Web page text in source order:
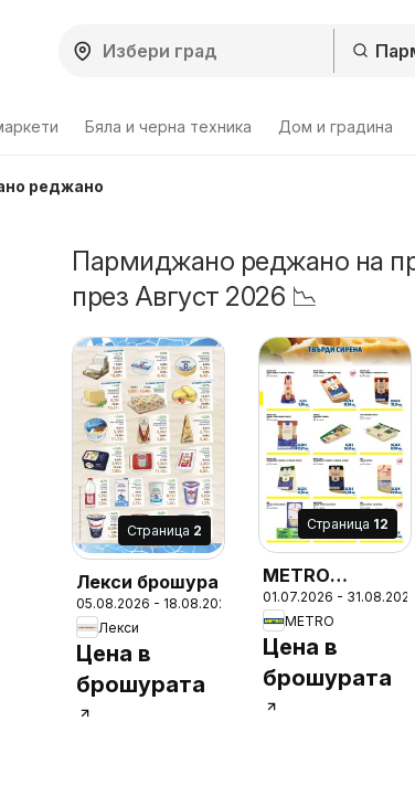
Бяла и черна техника Дом и градина
реджано
Пармиджано реджано на
през Август 2026 📉
Cтраница 2
Лекси брошура
05.08.2026 - 18.08.2026
Лекси
Цена в
брошурата
Cтраница 12
METRO
брошура -
ХоРеКа
Хранителни
стоки
01.07.2026 - 31.08.2026
METRO
Цена в
брошурата